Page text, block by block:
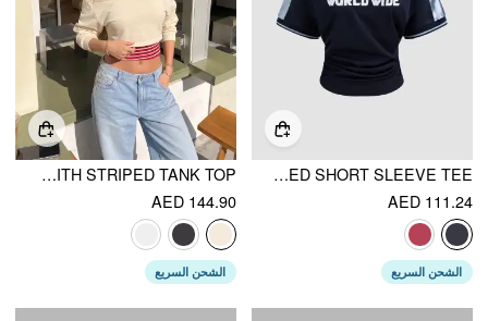
WORLD WIDE NO.39 POLO CONTRASTING BINDING RUCHED SHORT SLEEVE TEE
AED 111.24
الشحن السريع
TWO PIECE TERRY ASYMMETRICAL NECK CROP SWEATSHIRT WITH STRIPED TANK TOP
AED 144.90
الشحن السريع